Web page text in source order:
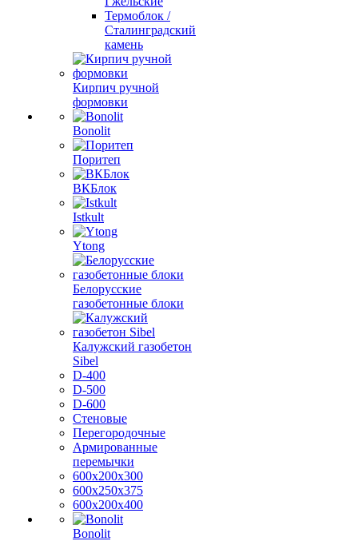
Термоблок /
Сталинградский
камень
Кирпич ручной
формовки
Bonolit
Поритеп
ВКБлок
Istkult
Ytong
Белорусские
газобетонные блоки
Калужский газобетон
Sibel
D-400
D-500
D-600
Стеновые
Перегородочные
Армированные
перемычки
600х200х300
600х250х375
600х200х400
Bonolit